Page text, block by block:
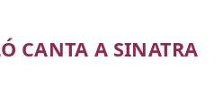
CANTA A SINATRA